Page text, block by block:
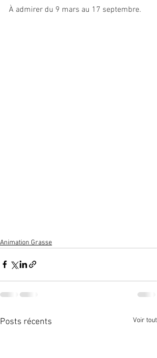
À admirer du 9 mars au 17 septembre.
Animation Grasse
Posts récents Voir tout